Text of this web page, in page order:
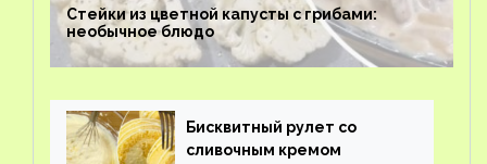
Стейки из цветной капусты с грибами:
необычное блюдо
Бисквитный рулет со
сливочным кремом